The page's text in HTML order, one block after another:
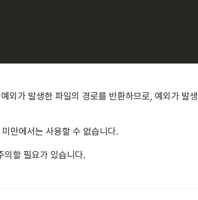
가 발생한 파일의 경로를 반환하므로, 예외가 발
만에서는 사용할 수 없습니다.
할 필요가 있습니다.